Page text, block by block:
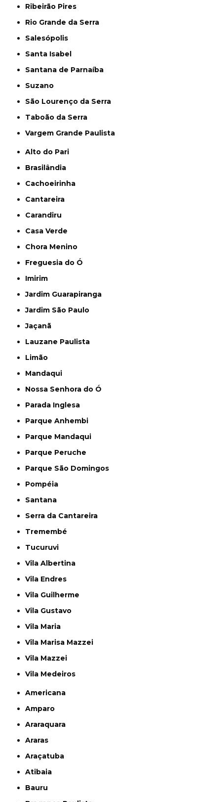
Ribeirão Pires
Rio Grande da Serra
Salesópolis
Santa Isabel
Santana de Parnaíba
Suzano
São Lourenço da Serra
Taboão da Serra
Vargem Grande Paulista
Alto do Pari
Brasilândia
Cachoeirinha
Cantareira
Carandiru
Casa Verde
Chora Menino
Freguesia do Ó
Imirim
Jardim Guarapiranga
Jardim São Paulo
Jaçanã
Lauzane Paulista
Limão
Mandaqui
Nossa Senhora do Ó
Parada Inglesa
Parque Anhembi
Parque Mandaqui
Parque Peruche
Parque São Domingos
Pompéia
Santana
Serra da Cantareira
Tremembé
Tucuruvi
Vila Albertina
Vila Endres
Vila Guilherme
Vila Gustavo
Vila Maria
Vila Marisa Mazzei
Vila Mazzei
Vila Medeiros
Americana
Amparo
Araraquara
Araras
Araçatuba
Atibaia
Bauru